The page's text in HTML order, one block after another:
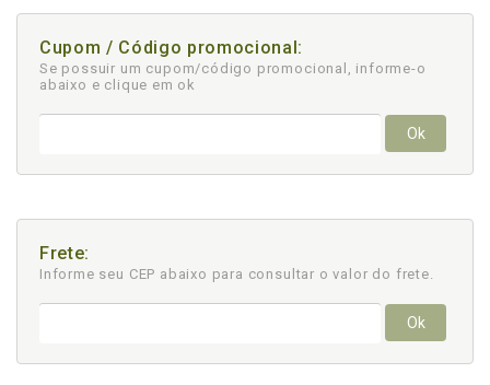
Cupom / Código promocional:
Se possuir um cupom/código promocional, informe-o
abaixo e clique em ok
Ok
Frete:
Informe seu CEP abaixo para consultar o valor do frete.
Ok